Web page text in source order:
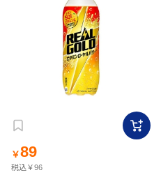
￥89
税込￥96